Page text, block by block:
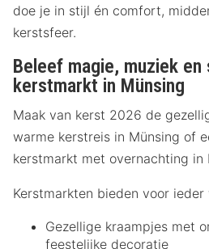
doe je in stijl én comfort,
kerstsfeer.
Beleef magie, muziek en
kerstmarkt in Münsing
Maak van kerst 2026 de
warme kerstreis in Münsing of
kerstmarkt met overnachting in
Kerstmarkten bieden voor
Gezellige kraampjes met
feestelijke decoratie